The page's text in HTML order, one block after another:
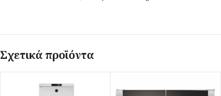
Σχετικά προϊόντα